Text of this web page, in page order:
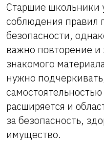
Старшие школьники
соблюдения правил
безопасности,
важно повторение
знакомого
нужно
расширяется и
за безопасность,
имущество.